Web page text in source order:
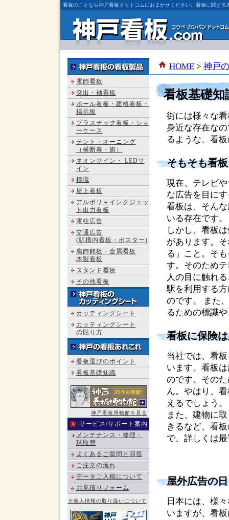
看板のことなら神戸看板ドットコムにおまかせください。看板に関す
HOME> 神戸
看板基礎知
街には様々な
身近な存在な
るような、看
そもそも看
現在、テレビ
な広告を目に
看板は、そん
いる存在です。
しかし、看板
があります。
る」こと。そ
す。そのため
人の目に触れ
駅を利用する
のです。 また
るための標識
看板に保険
当社では、看
います。看板
のです。その
ん。やはり、
えるでしょう。
また、建物に
きるなど、看
で、詳しくは
屋外広告の日
日本には、様
いますが、看
電飾看板
突出・袖看板
ポール看板・建植看板・
掲示板
プラスチック看板・ショ
ーケース
テント・オーニング
（横断幕・旗）
ネオンサイン・ LEDサ
イン
標識
屋上看板
アルポリ＋インクジェッ
ト出力看板
電柱広告
交通広告
(駅構内看板・ポスター)
腐飾銘板・金属看板
木製看板
スタンド看板
その他看板
カッティングシート
カッティングシート
の貼り方
看板選びのポイント
看板基礎知識
神戸看板博物館を見る
サービス/サポート案内
メンテナンス・修理・
球取替
よくあるご質問と回答
ご注文の流れ
データご入稿について
お見積りフォーム
※個人情報の取り扱いについて